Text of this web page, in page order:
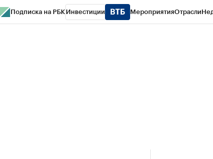
Подписка на РБК Инвестиции МероприятияОтрасли